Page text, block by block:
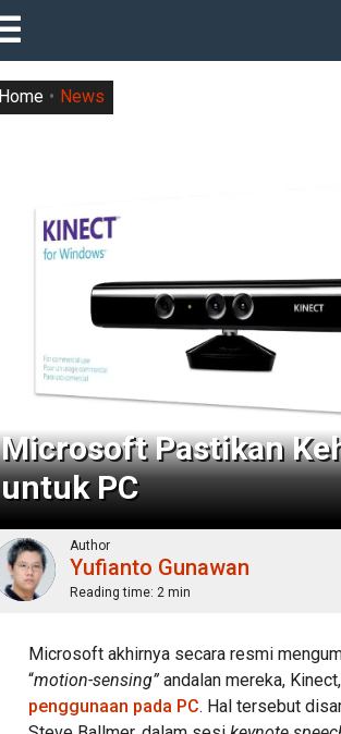
Microsoft Pastikan
untuk PC
Home News
Author
Yufianto Gunawan
Reading time: 2 min
Microsoft akhirnya secara resmi
“motion-sensing”andalan mereka,
penggunaan pada PC. Hal tersebut